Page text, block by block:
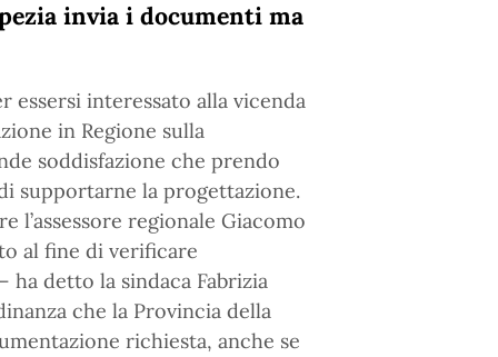
invia i documenti ma
essersi interessato alla vicenda
in Regione sulla
soddisfazione che prendo
supportarne la progettazione.
l’assessore regionale Giacomo
al fine di verificare
ha detto la sindaca Fabrizia
che la Provincia della
richiesta, anche se